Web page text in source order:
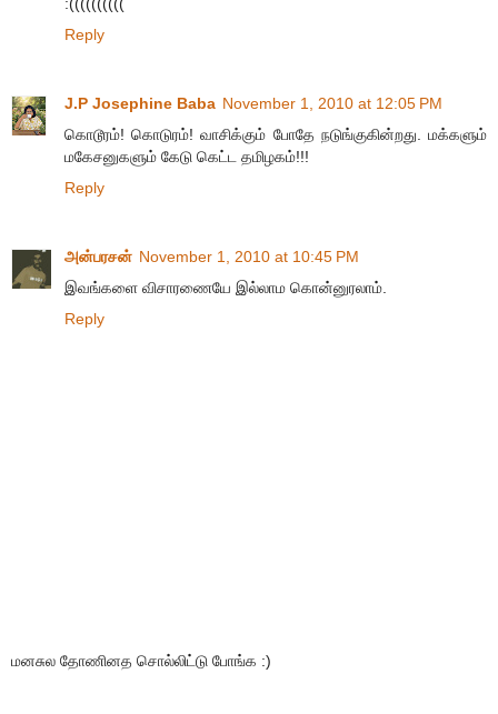
Reply
J.P Josephine Baba November 1, 2010 at 12:05 PM
கொடூரம்! கொடுரம்! வாசிக்கும் போதே நடுங்குகின்றது. மக்களும்
மகேசனுகளும் கேடு கெட்ட தமிழகம்!!!
Reply
அன்பரசன் November 1, 2010 at 10:45 PM
இவங்களை விசாரணையே இல்லாம கொன்னுரலாம்.
Reply
மனசுல தோணினத சொல்லிட்டு போங்க :)